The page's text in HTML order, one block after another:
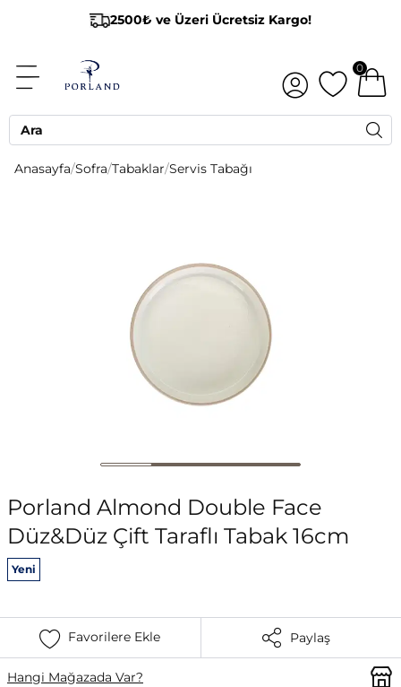
2500₺ ve Üzeri Ücretsiz Kargo!
0
Anasayfa/Sofra/Tabaklar/Servis Tabağı
Porland Almond Double Face
Düz&Düz Çift Taraflı Tabak 16cm
Yeni
Favorilere Ekle Paylaş
Hangi Mağazada Var?